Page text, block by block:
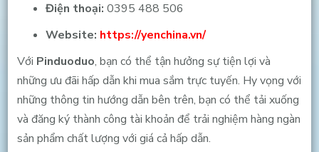
Điện thoại: 0395 488 506
Website: https://yenchina.vn/
Với Pinduoduo, bạn có thể tận hưởng sự tiện lợi và
những ưu đãi hấp dẫn khi mua sắm trực tuyến. Hy vọng với
những thông tin hướng dẫn bên trên, bạn có thể tải xuống
và đăng ký thành công tài khoản để trải nghiệm hàng ngàn
sản phẩm chất lượng với giá cả hấp dẫn.